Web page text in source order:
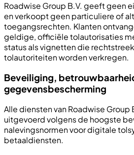
Roadwise Group B.V. geeft geen
en verkoopt geen particuliere of
toegangsrechten. Klanten
geldige, officiële tolautorisaties
status als vignetten die
tolautoriteiten worden verkregen.
Beveiliging,
gegevensbescherming
Alle diensten van Roadwise Group
uitgevoerd volgens de hoogste
nalevingsnormen voor digitale
betaaldiensten.